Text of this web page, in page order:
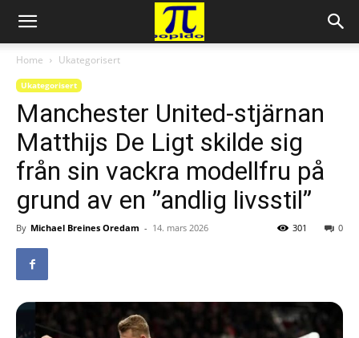
Home Ukategorisert
Ukategorisert
Manchester United-stjärnan
Matthijs De Ligt skilde sig
från sin vackra modellfru på
grund av en ”andlig livsstil”
By Michael Breines Oredam - 14. mars 2026 0
301